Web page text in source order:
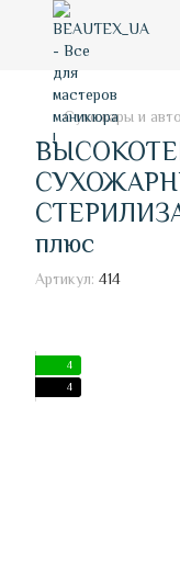
Сухожары и
плюс
Артикул: 414
4
4